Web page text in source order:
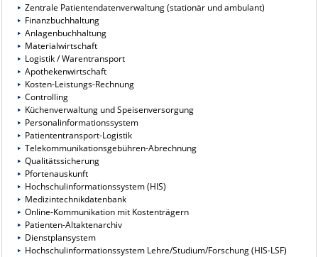
Zentrale Patientendatenverwaltung (stationär und ambulant)
Finanzbuchhaltung
Anlagenbuchhaltung
Materialwirtschaft
Logistik / Warentransport
Apothekenwirtschaft
Kosten-Leistungs-Rechnung
Controlling
Küchenverwaltung und Speisenversorgung
Personalinformationssystem
Patiententransport-Logistik
Telekommunikationsgebühren-Abrechnung
Qualitätssicherung
Pfortenauskunft
Hochschulinformationssystem (HIS)
Medizintechnikdatenbank
Online-Kommunikation mit Kostenträgern
Patienten-Altaktenarchiv
Dienstplansystem
Hochschulinformationssystem Lehre/Studium/Forschung (HIS-LSF)